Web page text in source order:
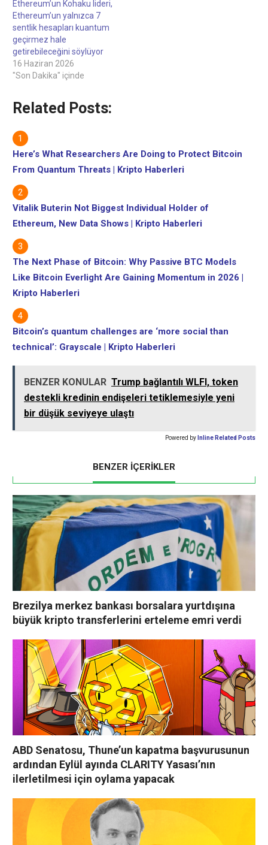
şirketlerinin kuantum
sonrası kriptografi için
zaman çizelgeleri
oluşturması ve kripto…
Ethereum’un Kohaku lideri,
Ethereum’un yalnızca 7
sentlik hesapları kuantum
geçirmez hale
getirebileceğini söylüyor
16 Haziran 2026
"Son Dakika" içinde
Related Posts:
Here’s What Researchers Are Doing to Protect Bitcoin
From Quantum Threats | Kripto Haberleri
Vitalik Buterin Not Biggest Individual Holder of
Ethereum, New Data Shows | Kripto Haberleri
The Next Phase of Bitcoin: Why Passive BTC Models
Like Bitcoin Everlight Are Gaining Momentum in 2026 |
Kripto Haberleri
Bitcoin’s quantum challenges are ‘more social than
technical’: Grayscale | Kripto Haberleri
BENZER KONULAR Trump bağlantılı WLFI, token
destekli kredinin endişeleri tetiklemesiyle yeni
bir düşük seviyeye ulaştı
Powered by Inline Related Posts
BENZER İÇERİKLER
Brezilya merkez bankası borsalara yurtdışına
büyük kripto transferlerini erteleme emri verdi
ABD Senatosu, Thune’un kapatma başvurusunun
ardından Eylül ayında CLARITY Yasası’nın
ilerletilmesi için oylama yapacak